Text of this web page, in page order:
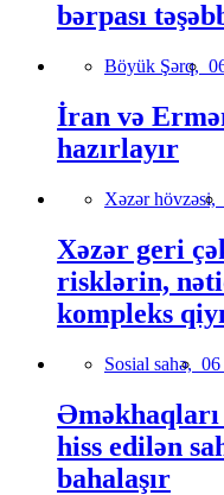
bərpası
Böyük Şərq,
İran və
hazırlayır
Xəzər hövzəsi,
Xəzər geri
risklərin,
kompleks
Sosial sahə, 06
hiss edilən
bahalaşır